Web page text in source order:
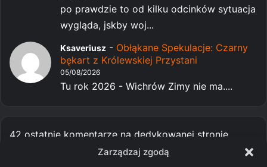
Zarządzaj zgodą
po prawdzie to od kilku odcinków sytuacja
wygląda, jskby woj...
Ksaveriusz - Obłąkane Spekulacje: Czarny
bękart z Królewskiej Przystani
05/08/2026
Tu rok 2026 - Wichrów Zimy nie ma....
42 ostatnie komentarze na dedykowanej stronie.